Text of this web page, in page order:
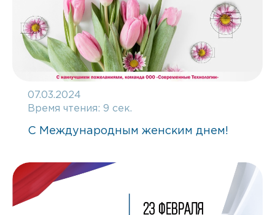
07.03.2024
Время чтения: 9 сек.
С Международным женским днем!